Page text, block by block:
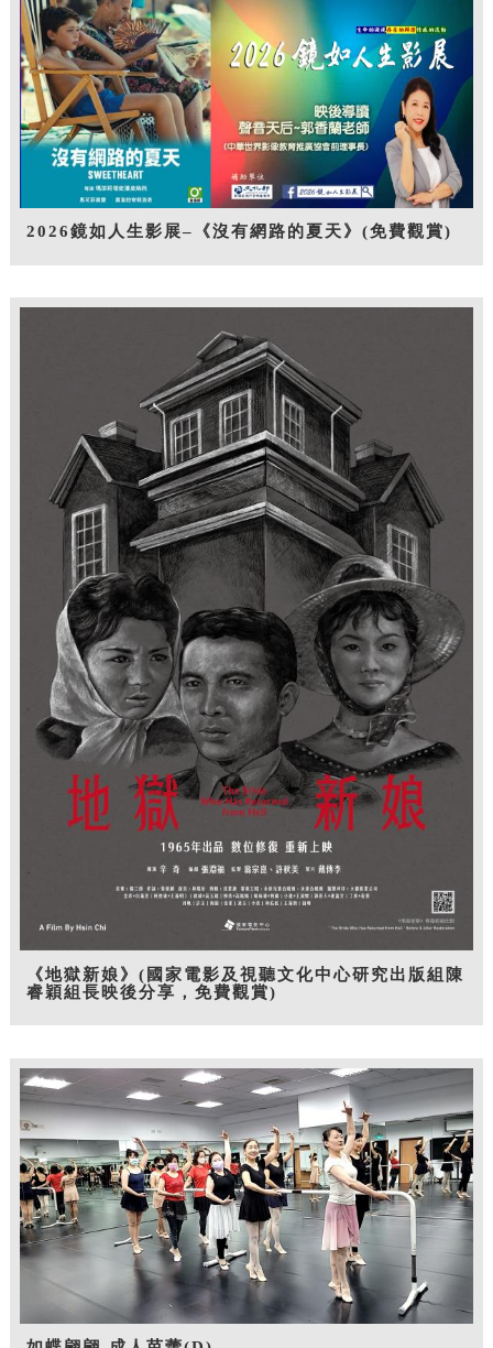
2026鏡如人生影展–《沒有網路的夏天》(免費觀賞)
《地獄新娘》(國家電影及視聽文化中心研究出版組陳
睿穎組長映後分享，免費觀賞)